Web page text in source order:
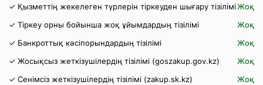
✓ Қызметтің жекелеген түрлерін тіркеуден шығару тізіліміЖоқ
✓ Тіркеу орны бойынша жоқ ұйымдардың тізілімі
Жоқ
✓ Банкроттық кәсіпорындардың тізілімі
Жоқ
✓ Жосықсыз жеткізушілердің тізілімі (goszakup.gov.kz)
Жоқ
✓ Сенімсіз жеткізушілердің тізілімі (zakup.sk.kz)
Жоқ